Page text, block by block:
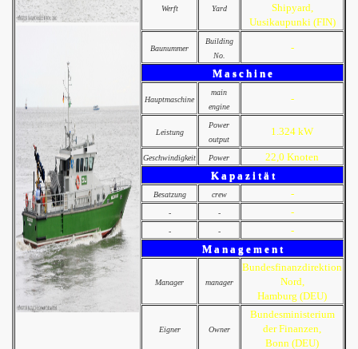
Werft Yard
Shipyard,
Uusikaupunki (FIN)
Baunummer
Building
No.
-
M a s c h i n e
Hauptmaschine
main
engine
-
Leistung
Power
output
1.324 kW
Geschwindigkeit Power
22,0 Knoten
K a p a z i t ä t
Besatzung crew -
- - -
- -
-
M a n a g e m e n t
Manager manager
Bundesfinanzdirektion
Nord,
Hamburg (DEU)
Eigner Owner
Bundesministerium
der Finanzen,
Bonn (DEU)